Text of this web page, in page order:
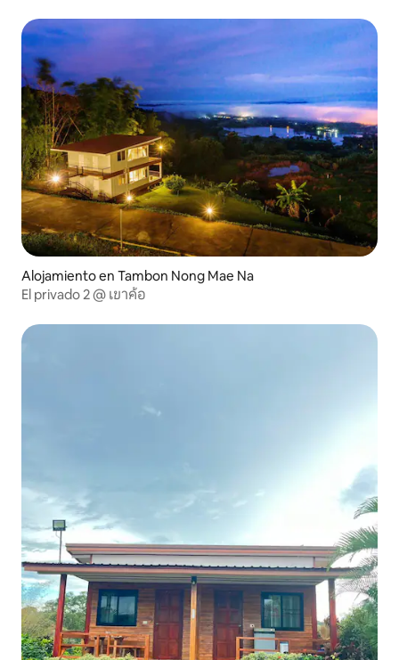
Alojamiento en Tambon Nong Mae Na
El privado 2 @ เขาค้อ